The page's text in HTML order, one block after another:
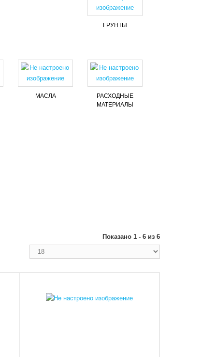
ГРУНТЫ
МАСЛА
РАСХОДНЫЕ
МАТЕРИАЛЫ
Показано 1 - 6 из 6